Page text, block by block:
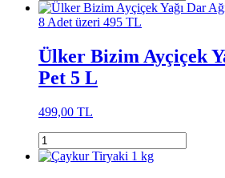
8 Adet üzeri 495 TL
Ülker Bizim Ayçiçek
Pet 5 L
499,00 TL